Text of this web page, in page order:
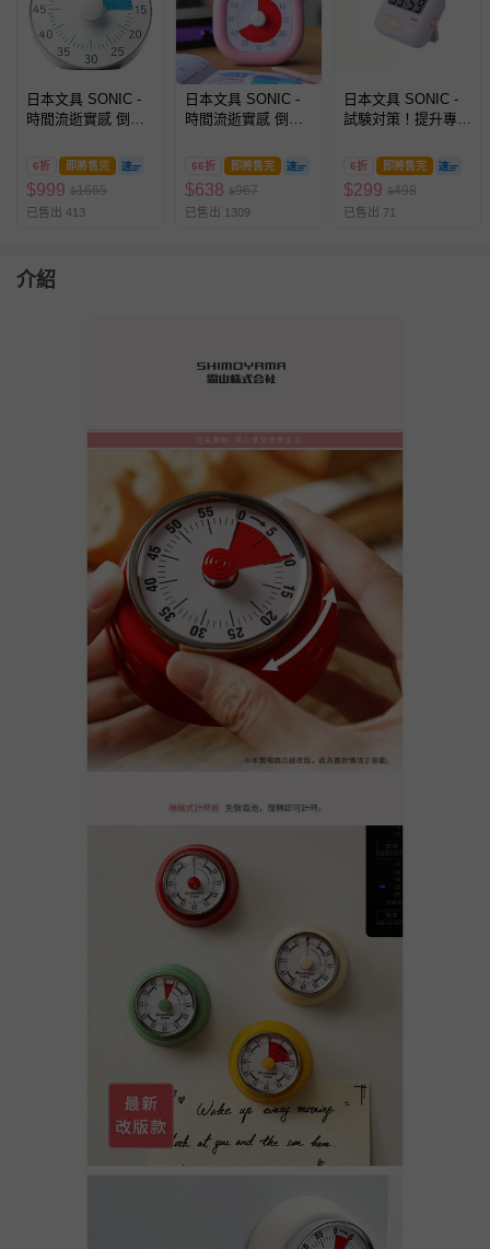
日本文具 SONIC -
時間流逝實感 倒數
版-銀 (19cm)
6折 即將售完
$999 $1665
已售出 413
日本文具 SONIC -
時間流逝實感 倒數
版-粉紅 (10cm)
66折 即將售完
$638 $967
已售出 1309
日本文具 SONIC -
試験対策！提升專注
器-紫羅蘭
(6.5x5.4x2.1cm)
6折 即將售完
$299 $498
已售出 71
介紹